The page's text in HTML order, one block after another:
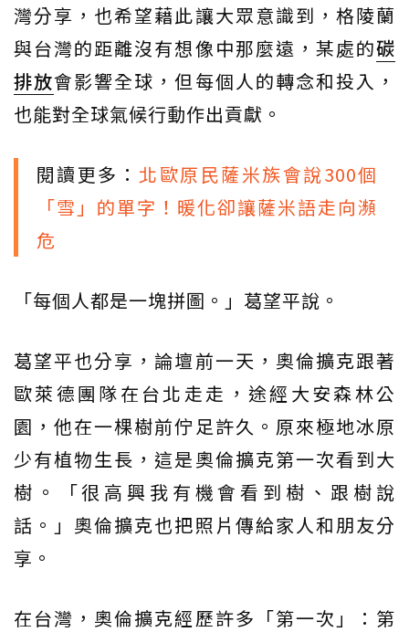
灣分享，也希望藉此讓大眾意識到，格陵蘭
與台灣的距離沒有想像中那麼遠，某處的碳
排放會影響全球，但每個人的轉念和投入，
也能對全球氣候行動作出貢獻。
閱讀更多： 北歐原民薩米族會說300個
「雪」的單字！暖化卻讓薩米語走向瀕
危
「每個人都是一塊拼圖。」葛望平說。
葛望平也分享，論壇前一天，奧倫擴克跟著
歐萊德團隊在台北走走，途經大安森林公
園，他在一棵樹前佇足許久。原來極地冰原
少有植物生長，這是奧倫擴克第一次看到大
樹。「很高興我有機會看到樹、跟樹說
話。」奧倫擴克也把照片傳給家人和朋友分
享。
在台灣，奧倫擴克經歷許多「第一次」：第